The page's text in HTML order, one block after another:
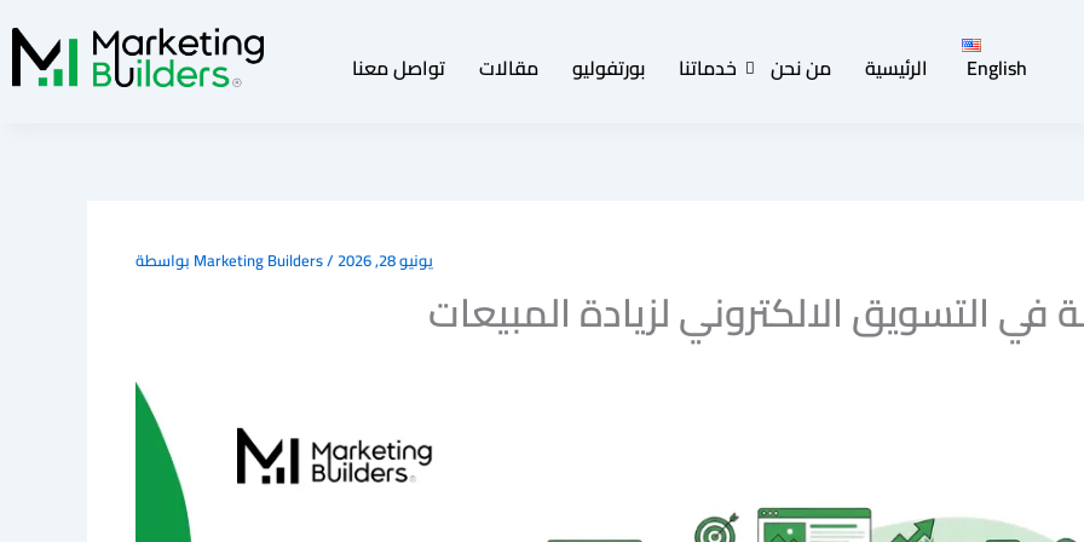
إلى
المحتوى
تواصل معنا مقالات بورتفوليو خدماتنا من نحن الرئيسية English
بواسطة Marketing Builders/ يونيو 28, 2026